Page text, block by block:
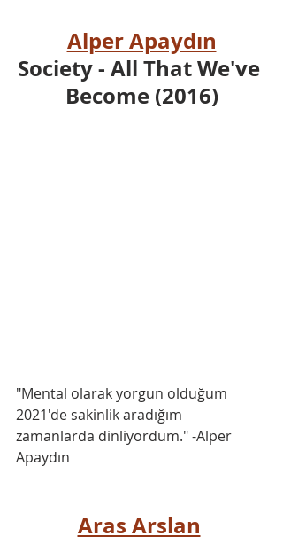
Alper Apaydın
Society - All That We've
Become (2016)
"Mental olarak yorgun olduğum
2021'de sakinlik aradığım
zamanlarda dinliyordum." -Alper
Apaydın
Aras Arslan